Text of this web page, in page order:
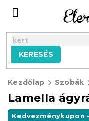
tartalomhoz
KERESÉS
Kezdőlap Szobák
Lamella
Kedvezménykupon -